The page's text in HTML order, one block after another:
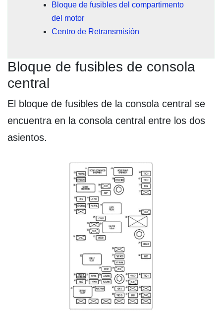
Bloque de fusibles del compartimento
del motor
Centro de Retransmisión
Bloque de fusibles de consola
central
El bloque de fusibles de la consola central se
encuentra en la consola central entre los dos
asientos.